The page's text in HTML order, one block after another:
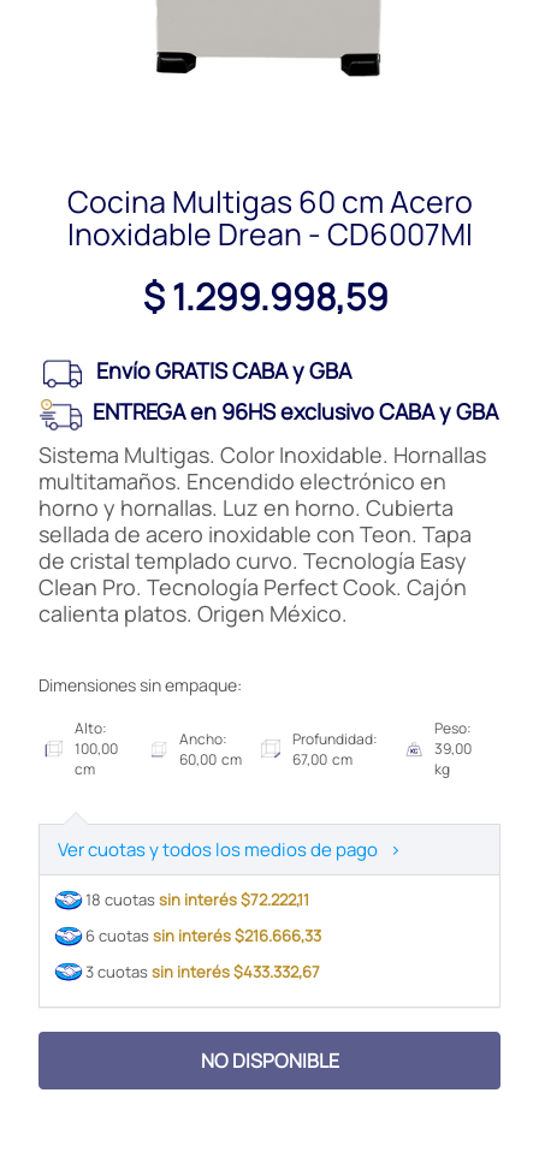
Cocina Multigas 60 cm Acero
Inoxidable Drean - CD6007MI
$ 1.299.998,59
Envío GRATIS CABA y GBA
ENTREGA en 96HS exclusivo CABA y GBA
Sistema Multigas. Color Inoxidable. Hornallas
multitamaños. Encendido electrónico en
horno y hornallas. Luz en horno. Cubierta
sellada de acero inoxidable con Teon. Tapa
de cristal templado curvo. Tecnología Easy
Clean Pro. Tecnología Perfect Cook. Cajón
calienta platos. Origen México.
Dimensiones sin empaque:
Alto:
100,00
cm
Ancho:
60,00 cm
Profundidad:
67,00 cm
Peso:
39,00
kg
Ver cuotas y todos los medios de pago >
18 cuotassin interés $72.222,11
6 cuotassin interés $216.666,33
3 cuotassin interés $433.332,67
NO DISPONIBLE